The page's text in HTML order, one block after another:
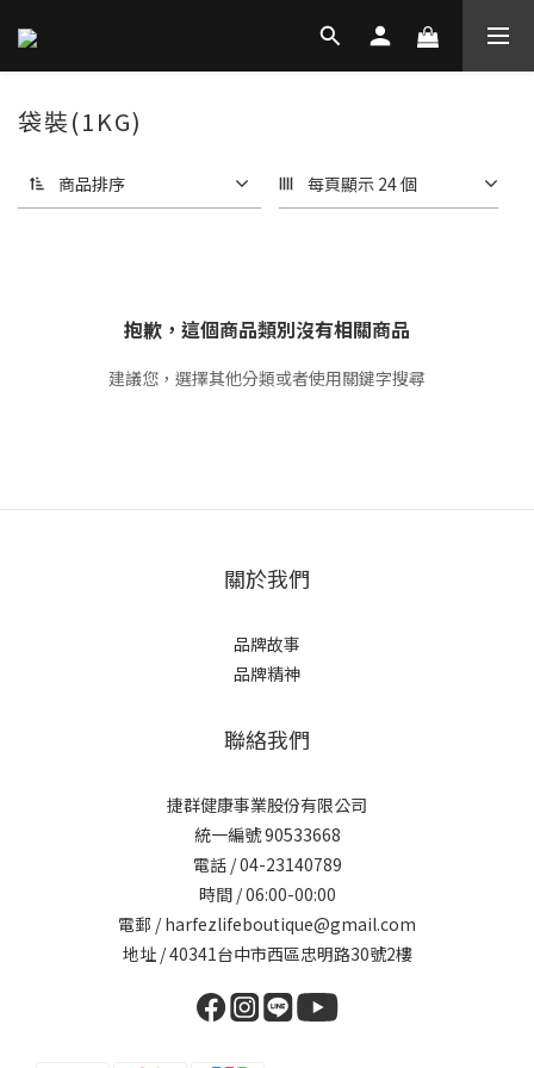
袋裝(1KG)
商品排序 每頁顯示 24 個
抱歉，這個商品類別沒有相關商品
建議您，選擇其他分類或者使用關鍵字搜尋
關於我們
品牌故事
品牌精神
聯絡我們
捷群健康事業股份有限公司
統一編號 90533668
電話 / 04-23140789
時間 / 06:00-00:00
電郵 / harfezlifeboutique@gmail.com
地址 / 40341台中市西區忠明路30號2樓